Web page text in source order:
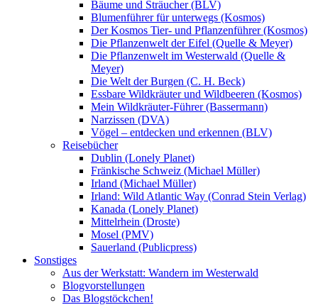
Bäume und Sträucher (BLV)
Blumenführer für unterwegs (Kosmos)
Der Kosmos Tier- und Pflanzenführer (Kosmos)
Die Pflanzenwelt der Eifel (Quelle & Meyer)
Die Pflanzenwelt im Westerwald (Quelle &
Meyer)
Die Welt der Burgen (C. H. Beck)
Essbare Wildkräuter und Wildbeeren (Kosmos)
Mein Wildkräuter-Führer (Bassermann)
Narzissen (DVA)
Vögel – entdecken und erkennen (BLV)
Reisebücher
Dublin (Lonely Planet)
Fränkische Schweiz (Michael Müller)
Irland (Michael Müller)
Irland: Wild Atlantic Way (Conrad Stein Verlag)
Kanada (Lonely Planet)
Mittelrhein (Droste)
Mosel (PMV)
Sauerland (Publicpress)
Sonstiges
Aus der Werkstatt: Wandern im Westerwald
Blogvorstellungen
Das Blogstöckchen!